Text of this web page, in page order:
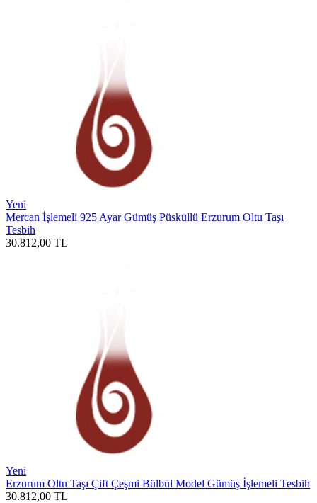
Yeni
Mercan İşlemeli 925 Ayar Gümüş Püsküllü Erzurum Oltu Taşı
Tesbih
30.812,00 TL
Yeni
Erzurum Oltu Taşı Çift Çeşmi Bülbül Model Gümüş İşlemeli Tesbih
30.812,00 TL